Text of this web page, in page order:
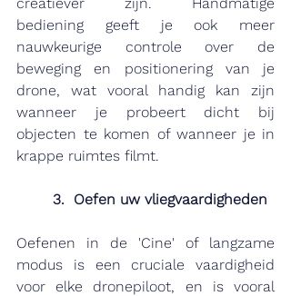
bediening geeft je ook meer
nauwkeurige controle over de
beweging en positionering van je
drone, wat vooral handig kan zijn
wanneer je probeert dicht bij
objecten te komen of wanneer je in
krappe ruimtes filmt.
3.  Oefen uw vliegvaardigheden
Oefenen in de 'Cine' of langzame
modus is een cruciale vaardigheid
voor elke dronepiloot, en is vooral